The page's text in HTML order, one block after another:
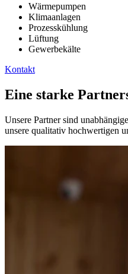
Wärmepumpen
Klimaanlagen
Prozesskühlung
Lüftung
Gewerbekälte
Kontakt
Eine starke
Unsere Partner sind
unsere qualitativ hochwertigen